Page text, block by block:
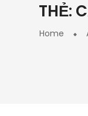
THẺ:
Home